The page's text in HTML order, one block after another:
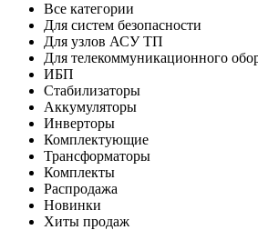
Все категории
Для систем безопасности
Для узлов АСУ ТП
Для телекоммуникационного
ИБП
Стабилизаторы
Аккумуляторы
Инверторы
Комплектующие
Трансформаторы
Комплекты
Распродажа
Новинки
Хиты продаж